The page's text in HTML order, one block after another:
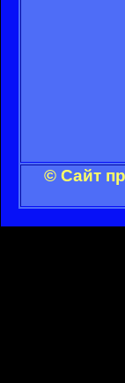
© Сайт